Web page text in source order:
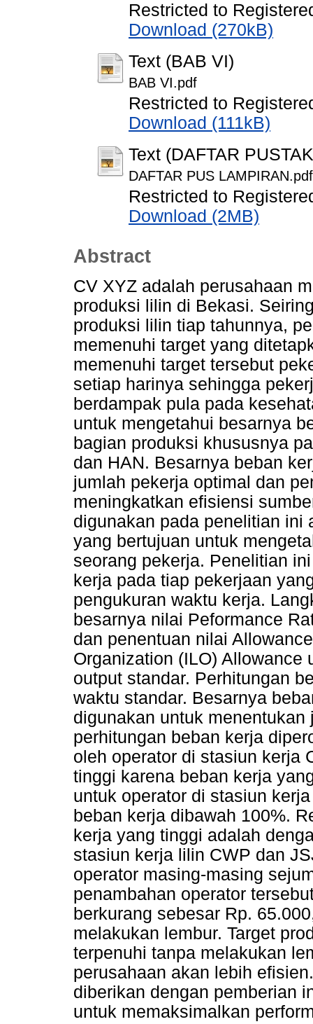
Restricted to
Download (270kB)
Text (BAB VI)
BAB VI.pdf
Restricted to
Download (111kB)
Text (DAFTAR
DAFTAR PUS LAMPIRAN.pdf
Restricted to
Download (2MB)
Abstract
CV XYZ adalah perusahaan
produksi lilin di Bekasi.
produksi lilin tiap tahunnya,
memenuhi target yang
memenuhi target tersebut
setiap harinya sehingga
berdampak pula pada
untuk mengetahui besarnya
bagian produksi khususnya
dan HAN. Besarnya beban
jumlah pekerja optimal dan
meningkatkan efisiensi
digunakan pada penelitian ini
yang bertujuan untuk
seorang pekerja. Penelitian
kerja pada tiap pekerjaan
pengukuran waktu kerja.
besarnya nilai Peformance
dan penentuan nilai
Organization (ILO) Allowance
output standar. Perhitungan
waktu standar. Besarnya
digunakan untuk
perhitungan beban kerja
oleh operator di stasiun kerja
tinggi karena beban kerja
untuk operator di stasiun
beban kerja dibawah 100%.
kerja yang tinggi adalah
stasiun kerja lilin CWP dan
operator masing-masing
penambahan operator
berkurang sebesar Rp.
melakukan lembur. Target
terpenuhi tanpa melakukan
perusahaan akan lebih
diberikan dengan pemberian
untuk memaksimalkan